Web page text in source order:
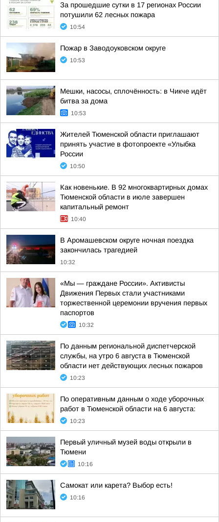
За прошедшие сутки в 17 регионах России
потушили 62 лесных пожара
10:54
Пожар в Заводоуковском округе
10:53
Мешки, насосы, сплочённость: в Чикче идёт
битва за дома
10:53
Жителей Тюменской области приглашают
принять участие в фотопроекте «Улыбка
России
10:50
Как новенькие. В 92 многоквартирных домах
Тюменской области в июле завершен
капитальный ремонт
10:40
В Аромашевском округе ночная поездка
закончилась трагедией
10:32
«Мы — граждане России». Активисты
Движения Первых стали участниками
торжественной церемонии вручения первых
паспортов
10:32
По данным региональной диспетчерской
службы, на утро 6 августа в Тюменской
области нет действующих лесных пожаров
10:23
По оперативным данным о ходе уборочных
работ в Тюменской области на 6 августа:
10:23
Первый уличный музей воды открыли в
Тюмени
10:16
Самокат или карета? Выбор есть!
10:16